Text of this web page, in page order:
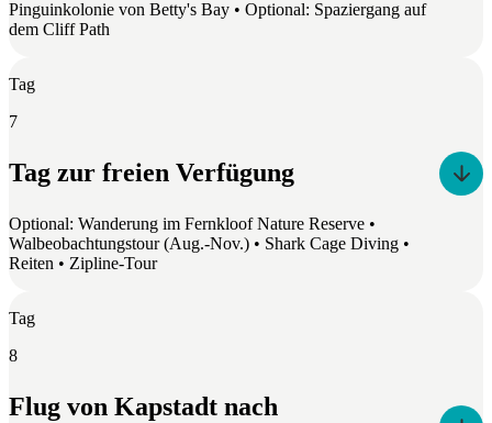
Pinguinkolonie von Betty's Bay • Optional: Spaziergang auf
dem Cliff Path
Tag
7
Tag zur freien Verfügung
Optional: Wanderung im Fernkloof Nature Reserve •
Walbeobachtungstour (Aug.-Nov.) • Shark Cage Diving •
Reiten • Zipline-Tour
Tag
8
Flug von Kapstadt nach